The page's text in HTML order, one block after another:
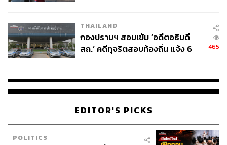
THAILAND
กองปราบฯ สอบเข้ม ‘อดีตอธิบดี
สถ.’ คดีทุจริตสอบท้องถิ่น แจ้ง 6
465
EDITOR'S PICKS
POLITICS